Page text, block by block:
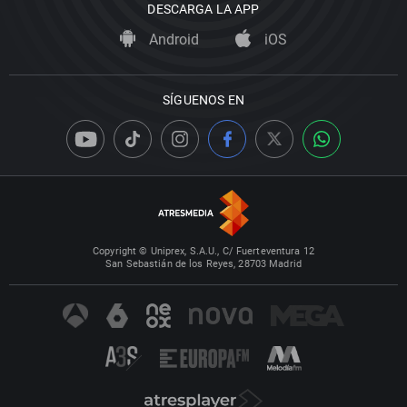
DESCARGA LA APP
Android iOS
SÍGUENOS EN
Copyright © Uniprex, S.A.U., C/ Fuerteventura 12
San Sebastián de los Reyes, 28703 Madrid